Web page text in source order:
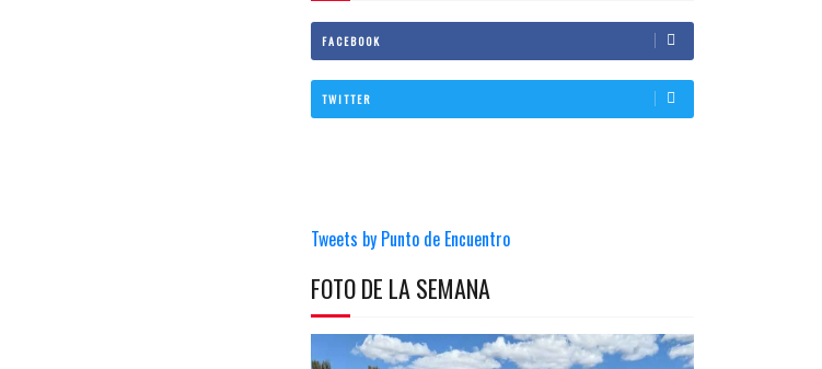
FACEBOOK
TWITTER
Tweets by Punto de Encuentro
FOTO DE LA SEMANA